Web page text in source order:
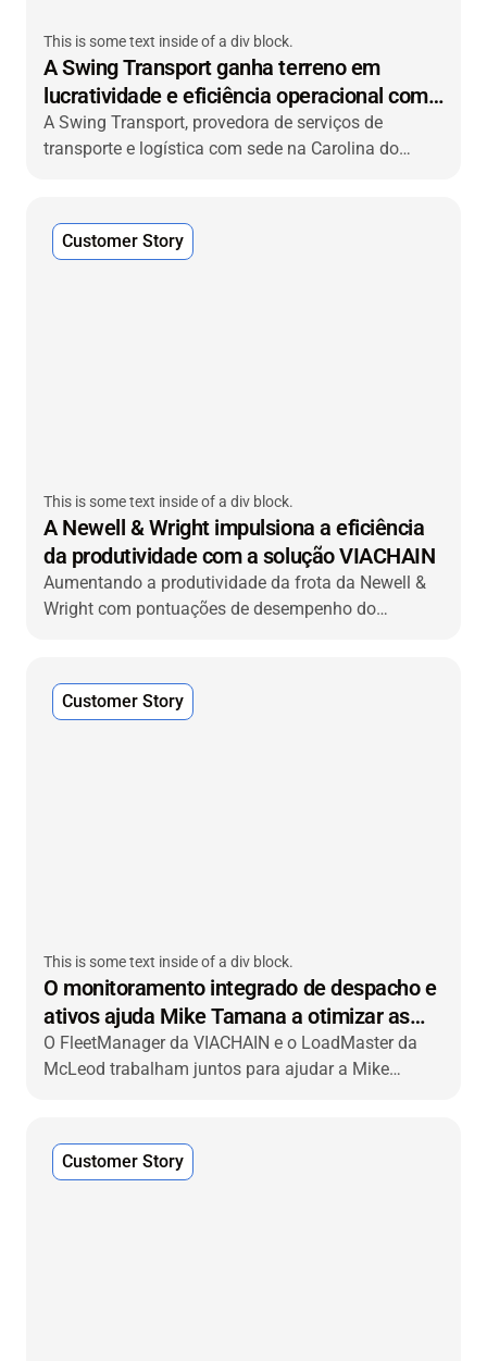
This is some text inside of a div block.
A Swing Transport ganha terreno em
lucratividade e eficiência operacional com
a VIACHAIN
A Swing Transport, provedora de serviços de
transporte e logística com sede na Carolina do
despacho McLeod — para melhorar a visibilidade
da frota, otimizar as operações e oferecer um
Customer Story
This is some text inside of a div block.
A Newell & Wright impulsiona a eficiência
da produtividade com a solução VIACHAIN
Aumentando a produtividade da frota da Newell &
Wright com pontuações de desempenho do
Customer Story
This is some text inside of a div block.
O monitoramento integrado de despacho e
ativos ajuda Mike Tamana a otimizar as
operações
O FleetManager da VIACHAIN e o LoadMaster da
McLeod trabalham juntos para ajudar a Mike
Customer Story